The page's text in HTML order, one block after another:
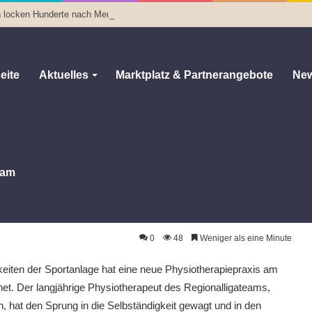
Hunderte nach Meuselwitz
Aktuelles Marktplatz & Partnerangebote
Praxis in der bluechip Arena
0 48 Weniger als eine Minute
der Sportanlage hat eine neue Physiotherapiepraxis am
Der langjährige Physiotherapeut des Regionalligateams,
hat den Sprung in die Selbständigkeit gewagt und in den